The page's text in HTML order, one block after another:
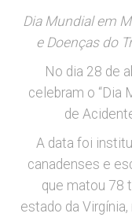
Dia Mundial em
e Doenças do
No dia 28 de
celebram o “Dia
de
A data foi
canadenses e
que matou 78
estado da